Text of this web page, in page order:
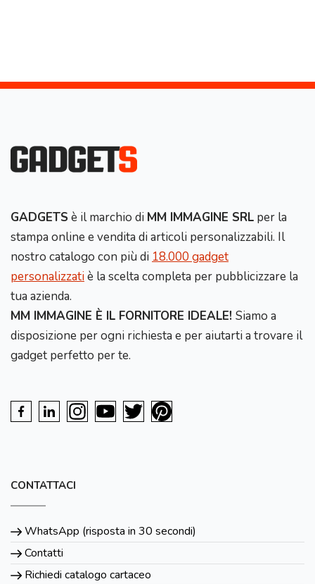
GADGETS è il marchio di MM IMMAGINE SRL per la
stampa online e vendita di articoli personalizzabili. Il
nostro catalogo con più di 18.000 gadget
personalizzatiè la scelta completa per pubblicizzare la
tua azienda.
MM IMMAGINE È IL FORNITORE IDEALE! Siamo a
disposizione per ogni richiesta e per aiutarti a trovare il
gadget perfetto per te.
CONTATTACI
WhatsApp (risposta in 30 secondi)
Contatti
Richiedi catalogo cartaceo